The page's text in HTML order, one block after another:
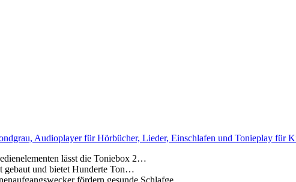
Audioplayer für Hörbücher, Lieder, Einschlafen und Tonieplay für
lässt die Toniebox 2…
und bietet Hunderte Ton…
fördern gesunde Schlafge…